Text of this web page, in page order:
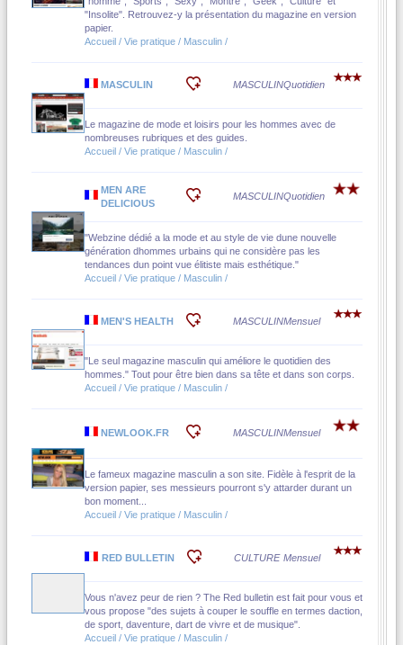
"Insolite". Retrouvez-y la présentation du magazine en version
papier.
Accueil / Vie pratique / Masculin /
MASCULIN MASCULINQuotidien
Le magazine de mode et loisirs pour les hommes avec de
nombreuses rubriques et des guides.
Accueil / Vie pratique / Masculin /
MEN ARE
DELICIOUS
MASCULINQuotidien
"Webzine dédié a la mode et au style de vie dune nouvelle
génération dhommes urbains qui ne considère pas les
tendances dun point vue élitiste mais esthétique."
Accueil / Vie pratique / Masculin /
MEN'S HEALTH MASCULINMensuel
"Le seul magazine masculin qui améliore le quotidien des
hommes." Tout pour être bien dans sa tête et dans son corps.
Accueil / Vie pratique / Masculin /
NEWLOOK.FR MASCULINMensuel
Le fameux magazine masculin a son site. Fidèle à l'esprit de la
version papier, ses messieurs pourront s'y attarder durant un
bon moment...
Accueil / Vie pratique / Masculin /
RED BULLETIN CULTURE Mensuel
Vous n'avez peur de rien ? The Red bulletin est fait pour vous et
vous propose "des sujets à couper le souffle en termes daction,
de sport, daventure, dart de vivre et de musique".
Accueil / Vie pratique / Masculin /